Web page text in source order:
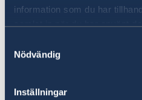
information som du har
samlat in när du har använt
Nödvändig
Inställningar
UD-jouren
UD:s konsulära jour
brådskande konsulära